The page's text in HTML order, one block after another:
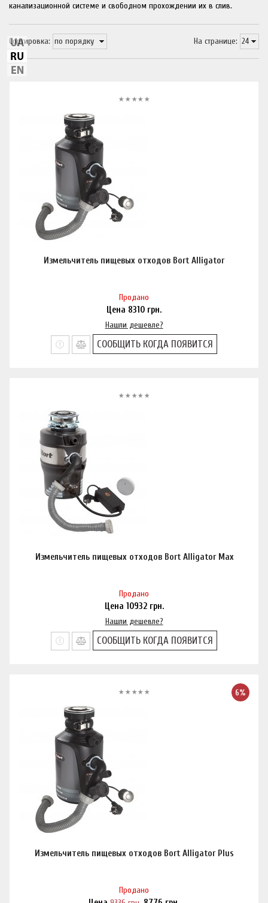
канализационной системе и свободном прохождении их в слив.
На странице:
Сортировка:
Измельчитель пищевых отходов Bort Alligator
Продано
Цена 8310 грн.
Нашли дешевле?
СООБЩИТЬ КОГДА ПОЯВИТСЯ
Измельчитель пищевых отходов Bort Alligator Max
Продано
Цена 10932грн.
Нашли дешевле?
СООБЩИТЬ КОГДА ПОЯВИТСЯ
6%
Измельчитель пищевых отходов Bort Alligator Plus
Продано